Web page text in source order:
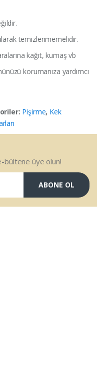
temizlenmemelidir.
kağıt, kumaş vb
korumanıza yardımcı
Pişirme, Kek
bültene üye olun!
ABONE OL